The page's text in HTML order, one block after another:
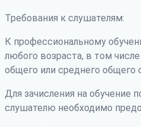
Требования к слушателям:
К профессиональному
любого возраста, в том
общего или среднего общего
Для зачисления на обучение
слушателю необходимо